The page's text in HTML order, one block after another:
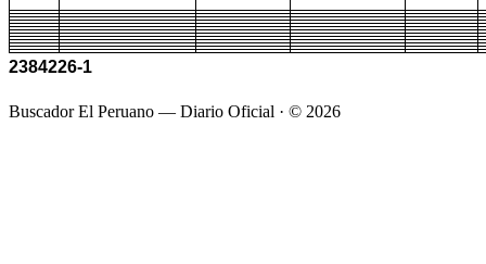
2384226-1
Buscador El Peruano — Diario Oficial · © 2026